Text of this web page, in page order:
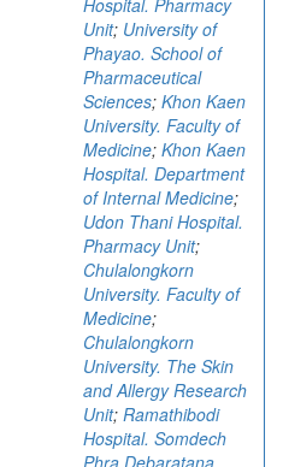
Hospital. Pharmacy
Unit; University of
Phayao. School of
Pharmaceutical
Sciences; Khon Kaen
University. Faculty of
Medicine; Khon Kaen
Hospital. Department
of Internal Medicine;
Udon Thani Hospital.
Pharmacy Unit;
Chulalongkorn
University. Faculty of
Medicine;
Chulalongkorn
University. The Skin
and Allergy Research
Unit; Ramathibodi
Hospital. Somdech
Phra Debaratana